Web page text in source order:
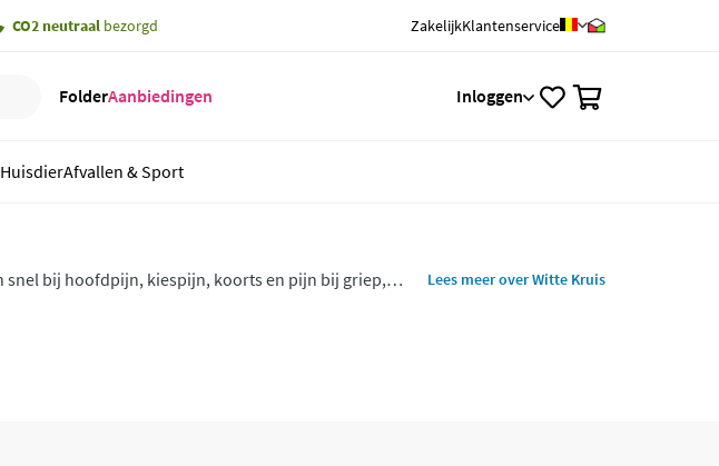
CO2 neutraal bezorgd ZakelijkKlantenservice
FolderAanbiedingen Inloggen
HuisdierAfvallen & Sport
Lees meer over Witte Kruis